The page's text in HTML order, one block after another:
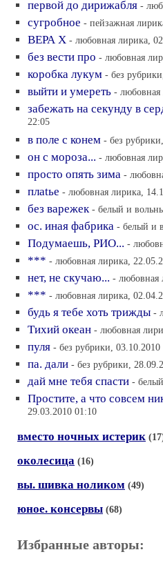
первой до дирижабля -
сугробное - пейзажная
ВЕРА Х - любовная лирика,
без вести про - любовная
коробка лукум - без
выйти и умереть - любовная
забежать на секунду в
22:05
в поле с конем - без
он с мороза... - любовная
просто опять зима -
плаtье - любовная лирика,
без варежек - белый и
ос. иная фабрика - белый и
Подумаешь, РИО... -
*** - любовная лирика,
нет, не скучаю... - любовная
*** - любовная лирика,
будь я тебе хоть трижды -
Тихий океан - любовная
пуля - без рубрики, 03.10.2010
па. дали - без рубрики,
дай мне тебя спасти -
Простите, а что совсем
29.03.2010 01:10
вместо ночных истерик
околесица (16)
вы. шивка ноликом (49)
юное. консервы (68)
Избранные авторы: